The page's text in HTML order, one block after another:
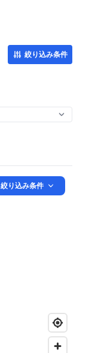
絞り込み条件
絞り込み条件